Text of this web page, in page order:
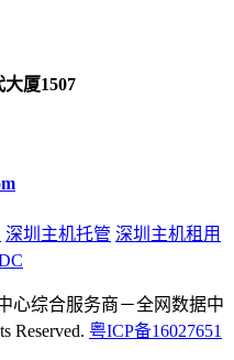
厦1507
深圳主机托管 深圳主机租用
心综合服务商－全网数据中
Reserved. 粤ICP备16027651